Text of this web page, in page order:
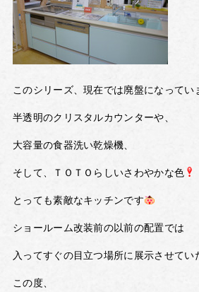
このシリーズ、現在では廃盤になってい
半透明のクリスタルカウンターや、
大容量の食器洗い乾燥機、
そして、ＴＯＴＯらしいさわやかな色
とっても素敵なキッチンです
ショールーム改装前の以前の配置では
入ってすぐの目立つ場所に展示させてい
この度、